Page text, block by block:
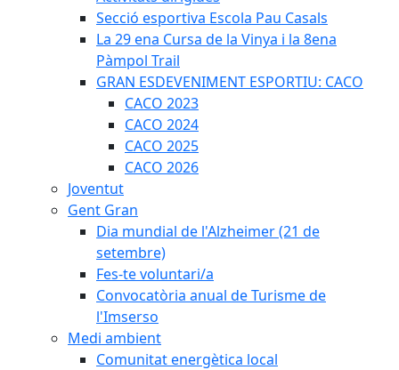
Secció esportiva Escola Pau Casals
La 29 ena Cursa de la Vinya i la 8ena
Pàmpol Trail
GRAN ESDEVENIMENT ESPORTIU: CACO
CACO 2023
CACO 2024
CACO 2025
CACO 2026
Joventut
Gent Gran
Dia mundial de l'Alzheimer (21 de
setembre)
Fes-te voluntari/a
Convocatòria anual de Turisme de
l'Imserso
Medi ambient
Comunitat energètica local